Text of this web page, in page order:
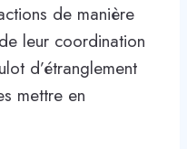
de manière
leur coordination
d’étranglement
mettre en